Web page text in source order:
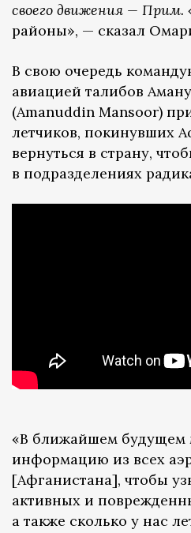
своего движения — Прим.
районы», — сказал
В свою очередь
авиацией талибов
(Amanuddin Mansoor)
летчиков, покинувших
вернуться в страну,
в подразделениях
«В ближайшем будущем
информацию из всех
[Афганистана], чтобы
активных и
а также сколько у нас